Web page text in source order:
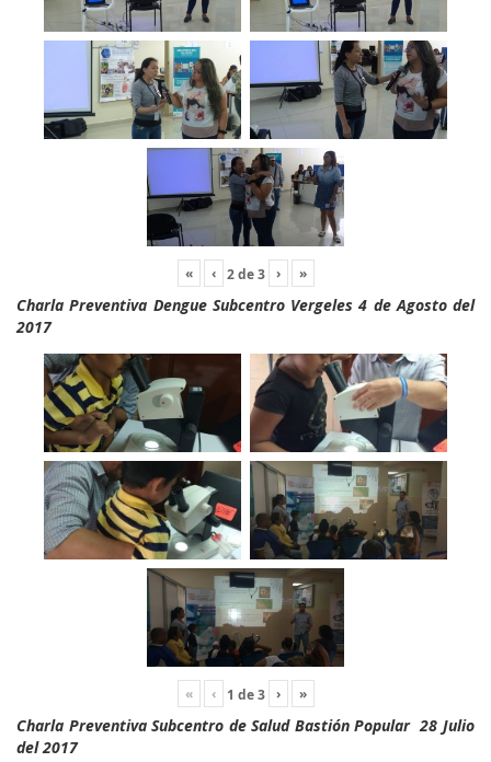
« ‹ 2de3 › »
Charla Preventiva Dengue Subcentro Vergeles 4 de Agosto del
2017
« ‹ 1 de3 › »
Charla Preventiva Subcentro de Salud Bastión Popular 28 Julio
del 2017